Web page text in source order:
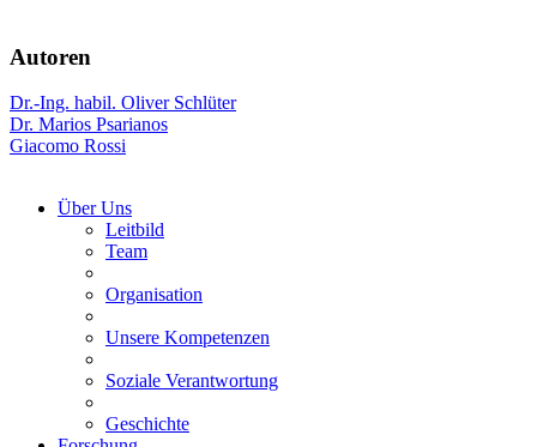
Autoren
Dr.-Ing. habil. Oliver Schlüter
Dr. Marios Psarianos
Giacomo Rossi
Über Uns
Leitbild
Team
Organisation
Unsere Kompetenzen
Soziale Verantwortung
Geschichte